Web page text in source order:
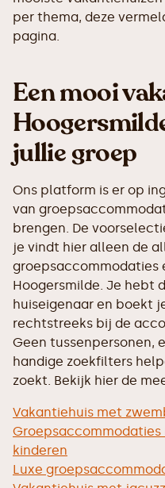
per thema, deze
pagina.
Een mooi
jullie groep
Ons platform is er op
van
brengen. De
je vindt hier alleen de
groepsaccommodaties
Hoogersmilde. Je hebt
huiseigenaar en boekt
rechtstreeks bij de
Geen tussenpersonen,
handige zoekfilters
zoekt. Bekijk hier de
Vakantiehuis met
kinderen
Luxe